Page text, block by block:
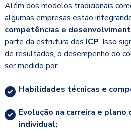
Além dos modelos tradicionais
algumas empresas estão
competências e
parte da estrutura dos ICP. Isso
de resultados, o desempenho do
ser medido por:
Habilidades técnicas e
Evolução na carreira e
individual;